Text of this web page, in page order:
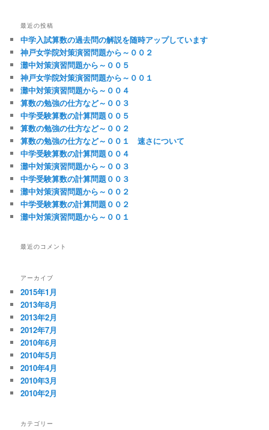
最近の投稿
中学入試算数の過去問の解説を随時アップしています
神戸女学院対策演習問題から～００２
灘中対策演習問題から～００５
神戸女学院対策演習問題から～００１
灘中対策演習問題から～００４
算数の勉強の仕方など～００３
中学受験算数の計算問題００５
算数の勉強の仕方など～００２
算数の勉強の仕方など～００１ 速さについて
中学受験算数の計算問題００４
灘中対策演習問題から～００３
中学受験算数の計算問題００３
灘中対策演習問題から～００２
中学受験算数の計算問題００２
灘中対策演習問題から～００１
最近のコメント
アーカイブ
2015年1月
2013年8月
2013年2月
2012年7月
2010年6月
2010年5月
2010年4月
2010年3月
2010年2月
カテゴリー